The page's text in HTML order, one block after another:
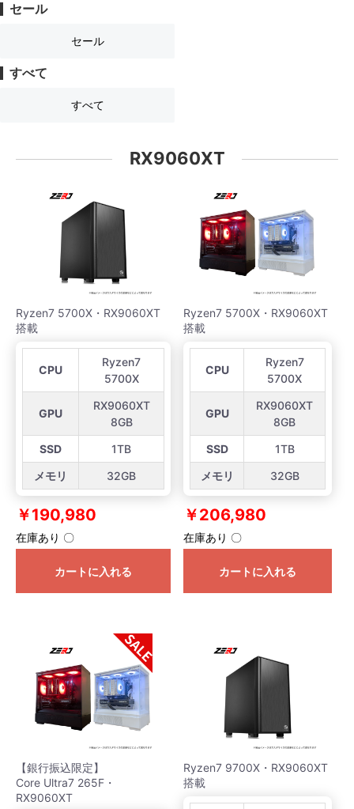
セール
セール
すべて
すべて
RX9060XT
Ryzen7 5700X・RX9060XT
搭載
CPU
Ryzen7
5700X
GPU
RX9060XT
8GB
SSD
1TB
メモリ
32GB
￥190,980
在庫あり 〇
カートに入れる
Ryzen7 5700X・RX9060XT
搭載
CPU
Ryzen7
5700X
GPU
RX9060XT
8GB
SSD
1TB
メモリ
32GB
￥206,980
在庫あり 〇
カートに入れる
【銀行振込限定】
Core Ultra7 265F・
RX9060XT
Ryzen7 9700X・RX9060XT
搭載